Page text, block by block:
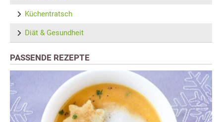
Küchentratsch
Diät & Gesundheit
PASSENDE REZEPTE